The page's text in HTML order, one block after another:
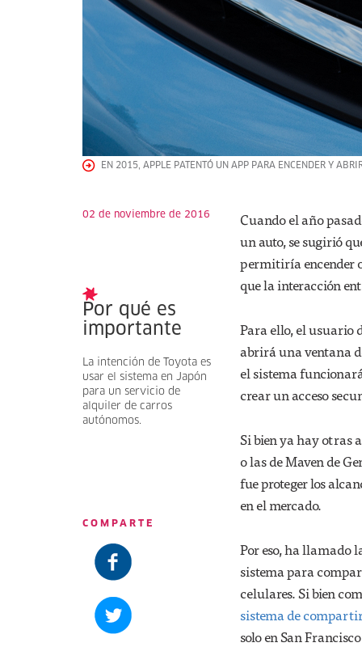
EN 2015, APPLE PATENTÓ UN APP PARA ENCENDER Y
02 de noviembre de 2016
Por qué es
importante
La intención de Toyota es
usar el sistema en Japón
para un servicio de
alquiler de carros
autónomos.
COMPARTE
Cuando el año
un auto, se sugirió
permitiría encender
que la interacción
Para ello, el usuario
abrirá una ventana
el sistema
crear un acceso
Si bien ya hay otras
o las de Maven de
fue proteger los
en el mercado.
Por eso, ha llamado
sistema para
celulares. Si bien
sistema de
solo en San